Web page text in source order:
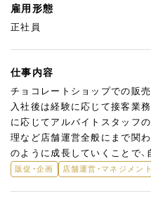
雇用形態
正社員
仕事内容
チョコレートショップでの販
入社後は経験に応じて接客業
に応じてアルバイトスタッフの
理など店舗運営全般にまで関
のように成長していくことで、
販促・企画 店舗運営・マネジメント